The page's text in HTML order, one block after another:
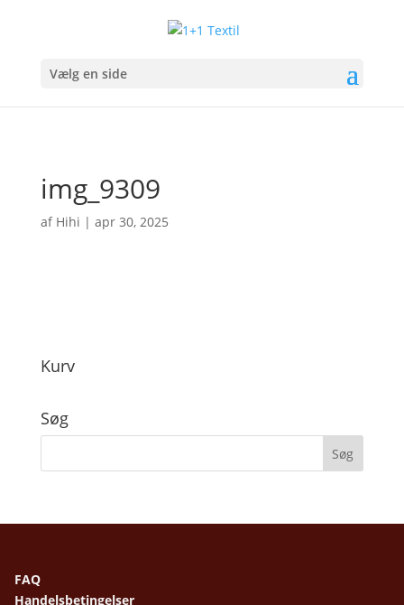
Vælg en side
img_9309
af Hihi | apr 30, 2025
Kurv
Søg
FAQ
Handelsbetingelser